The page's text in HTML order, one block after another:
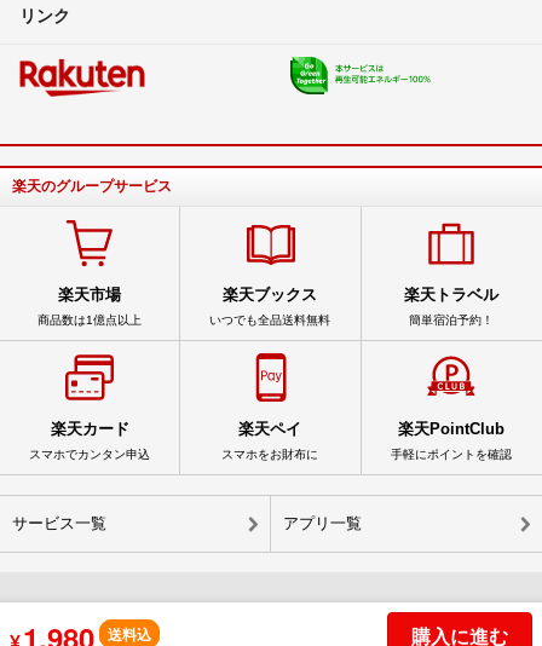
1,980 送料込 購入に進む
リンク
楽天のグループサービス
楽天市場
商品数は1億点以上
楽天ブックス
いつでも全品送料無料
楽天トラベル
簡単宿泊予約！
楽天カード
スマホでカンタン申込
楽天ペイ
スマホをお財布に
楽天PointClub
手軽にポイントを確認
サービス一覧 アプリ一覧